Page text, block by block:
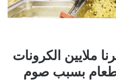
ملايين الكرونات
بسبب صوم